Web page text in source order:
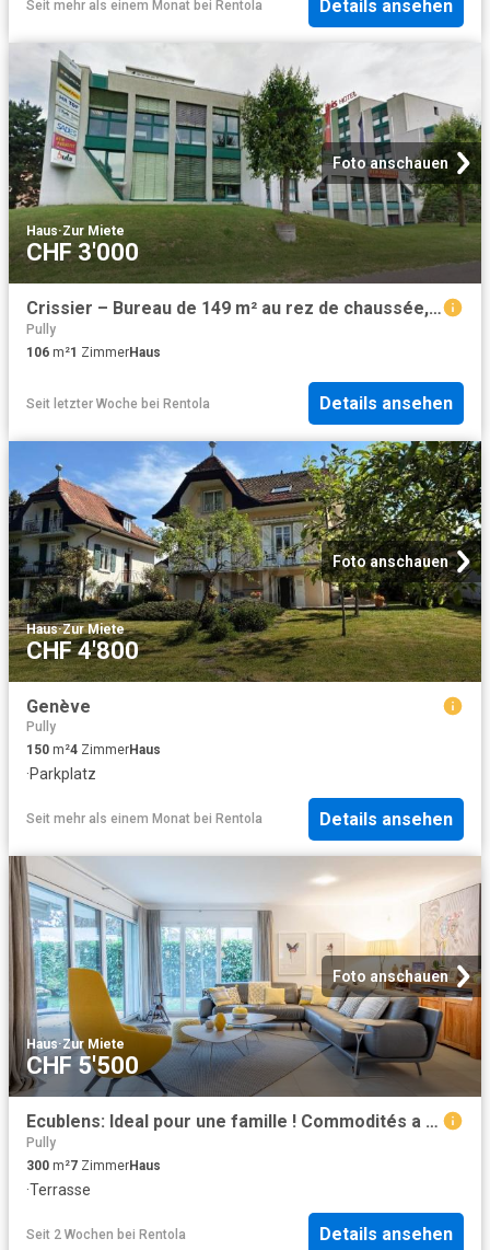
Seit mehr als einem Monat bei Rentola Details ansehen
Foto anschauen
Haus·Zur Miete
CHF 3'000
Crissier – Bureau de 149 m² au rez de chaussée, proche du centre et des accès autoroutiers
Pully
106 m²1 ZimmerHaus
Seit letzter Woche bei Rentola Details ansehen
Foto anschauen
Haus·Zur Miete
CHF 4'800
Genève
Pully
150 m²4 ZimmerHaus
·Parkplatz
Seit mehr als einem Monat bei Rentola Details ansehen
Foto anschauen
Haus·Zur Miete
CHF 5'500
Ecublens: Ideal pour une famille ! Commodités a proximité !
Pully
300 m²7 ZimmerHaus
·Terrasse
Seit 2 Wochen bei Rentola Details ansehen